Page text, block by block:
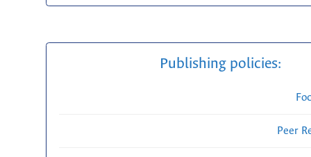
Publishing policies:
Peer